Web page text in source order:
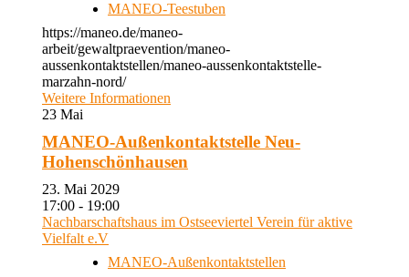
MANEO-Teestuben
https://maneo.de/maneo-
arbeit/gewaltpraevention/maneo-
aussenkontaktstellen/maneo-aussenkontaktstelle-
marzahn-nord/
Weitere Informationen
23 Mai
MANEO-Außenkontaktstelle Neu-
Hohenschönhausen
23. Mai 2029
17:00 - 19:00
Nachbarschaftshaus im Ostseeviertel Verein für aktive
Vielfalt e.V
MANEO-Außenkontaktstellen